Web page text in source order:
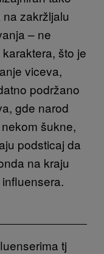
zakržljalu
– ne
što je
viceva,
podržano
gde narod
šukne,
podsticaj da
na kraju
tj